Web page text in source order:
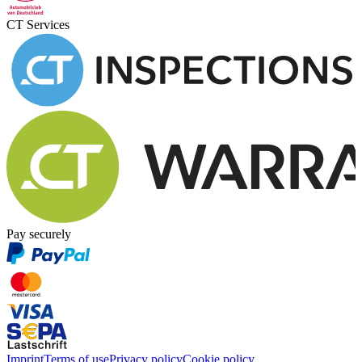
CT Services
Pay securely
ImprintTerms of usePrivacy policyCookie policy